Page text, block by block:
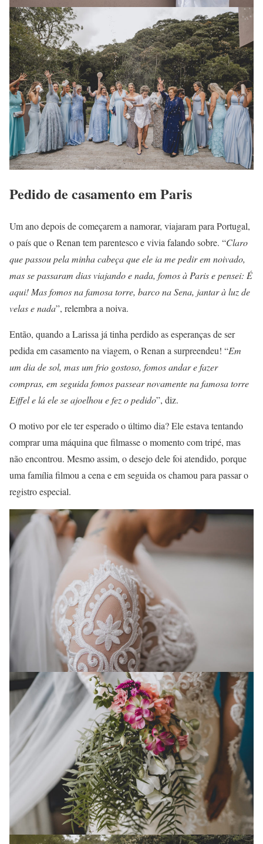
Pedido de casamento em Paris
Um ano depois de começarem a namorar, viajaram para Portugal,
o país que o Renan tem parentesco e vivia falando sobre. “Claro
que passou pela minha cabeça que ele ia me pedir em noivado,
mas se passaram dias viajando e nada, fomos à Paris e pensei: É
aqui! Mas fomos na famosa torre, barco na Sena, jantar à luz de
velas e nada”, relembra a noiva.
Então, quando a Larissa já tinha perdido as esperanças de ser
pedida em casamento na viagem, o Renan a surpreendeu! “Em
um dia de sol, mas um frio gostoso, fomos andar e fazer
compras, em seguida fomos passear novamente na famosa torre
Eiffel e lá ele se ajoelhou e fez o pedido”, diz.
O motivo por ele ter esperado o último dia? Ele estava tentando
comprar uma máquina que filmasse o momento com tripé, mas
não encontrou. Mesmo assim, o desejo dele foi atendido, porque
uma família filmou a cena e em seguida os chamou para passar o
registro especial.